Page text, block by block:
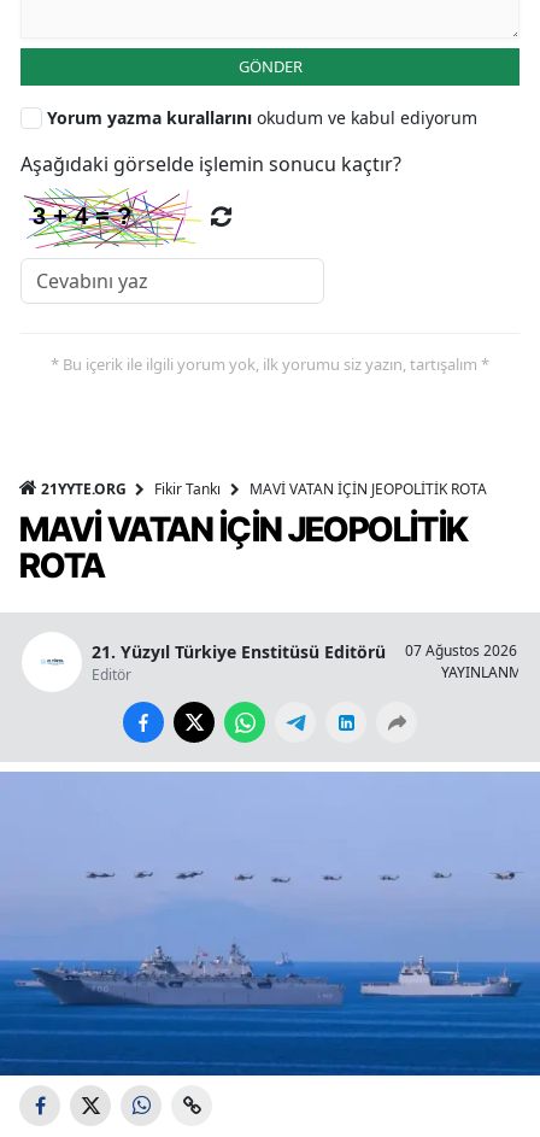
GÖNDER
Yorum yazma kurallarını okudum ve kabul ediyorum
Aşağıdaki görselde işlemin sonucu kaçtır?
* Bu içerik ile ilgili yorum yok, ilk yorumu siz yazın, tartışalım *
21YYTE.ORG Fikir Tankı MAVİ VATAN İÇİN JEOPOLİTİK ROTA
MAVİ VATAN İÇİN JEOPOLİTİK
ROTA
21. Yüzyıl Türkiye Enstitüsü Editörü
Editör
07 Ağustos 2026 -
YAYINLANMA